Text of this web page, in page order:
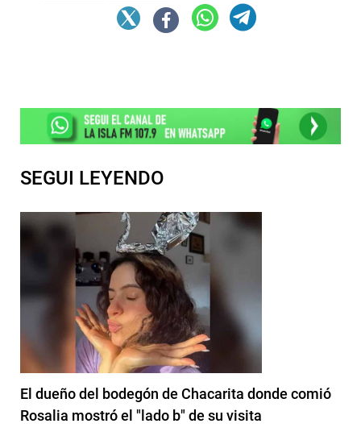
SEGUI LEYENDO
El dueño del bodegón de Chacarita donde comió
Rosalia mostró el "lado b" de su visita